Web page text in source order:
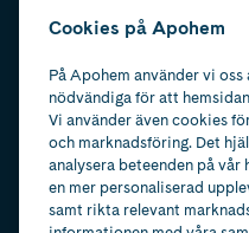
Fyll i mailadress
Cookies på Apohem
På Apohem använder vi
nödvändiga för att
Vi använder även cookies
och marknadsföring. Det
analysera beteenden på vår
en mer personaliserad
samt rikta relevant